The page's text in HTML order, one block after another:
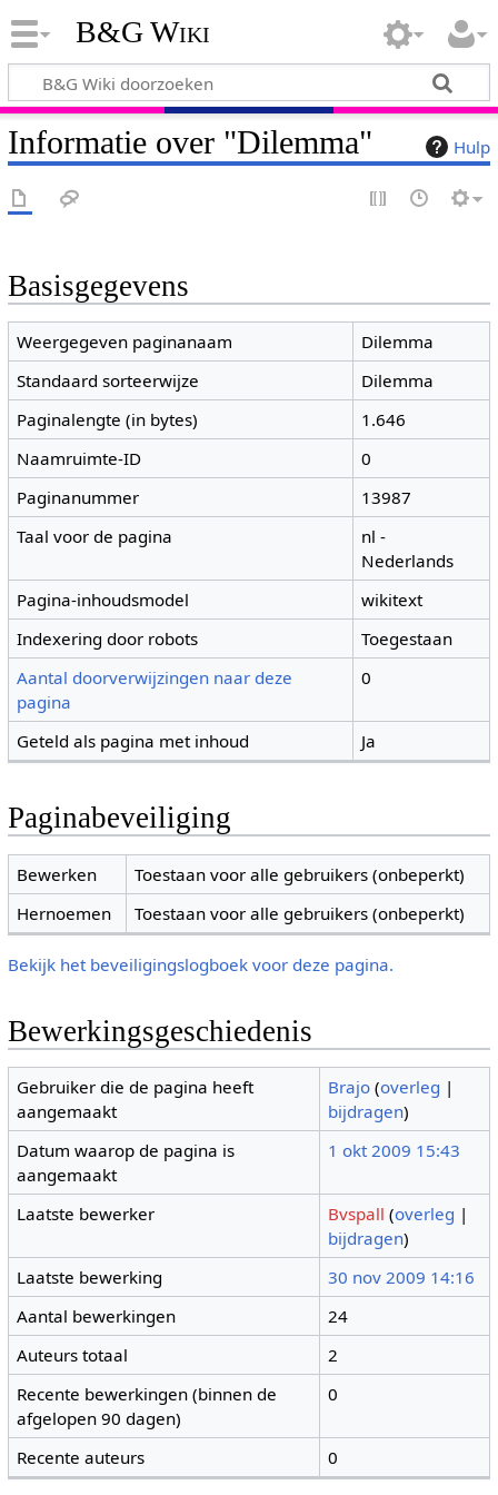
B&G Wiki
Hulp
Informatie over "Dilemma"
Basisgegevens
Weergegeven paginanaam
Dilemma
Standaard sorteerwijze
Dilemma
Paginalengte (in bytes)
1.646
Naamruimte-ID
0
Paginanummer
13987
Taal voor de pagina
nl -
Nederlands
Pagina-inhoudsmodel
wikitext
Indexering door robots
Toegestaan
Aantal doorverwijzingen naar deze
pagina
0
Geteld als pagina met inhoud Ja
Paginabeveiliging
Bewerken
Toestaan voor alle gebruikers (onbeperkt)
Hernoemen
Toestaan voor alle gebruikers (onbeperkt)
Bekijk het beveiligingslogboek voor deze pagina.
Bewerkingsgeschiedenis
Gebruiker die de pagina heeft
aangemaakt
Brajo (overleg |
bijdragen)
Datum waarop de pagina is
aangemaakt
1 okt 2009 15:43
Laatste bewerker Bvspall (overleg |
bijdragen)
Laatste bewerking
30 nov 2009 14:16
Aantal bewerkingen
24
Auteurs totaal
2
Recente bewerkingen (binnen de
afgelopen 90 dagen)
0
Recente auteurs 0